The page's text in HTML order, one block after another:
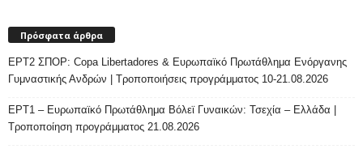
Πρόσφατα άρθρα
ΕΡΤ2 ΣΠΟΡ: Copa Libertadores & Ευρωπαϊκό Πρωτάθλημα Ενόργανης
Γυμναστικής Ανδρών | Τροποποιήσεις προγράμματος 10-21.08.2026
ΕΡΤ1 – Ευρωπαϊκό Πρωτάθλημα Βόλεϊ Γυναικών: Τσεχία – Ελλάδα |
Τροποποίηση προγράμματος 21.08.2026